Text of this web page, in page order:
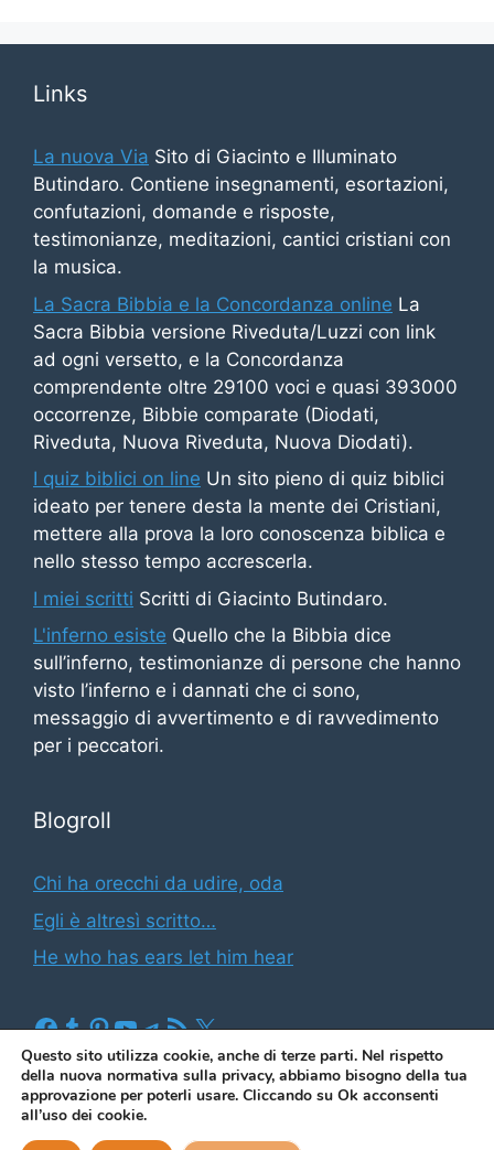
Links
La nuova Via Sito di Giacinto e Illuminato
Butindaro. Contiene insegnamenti, esortazioni,
confutazioni, domande e risposte,
testimonianze, meditazioni, cantici cristiani con
la musica.
La Sacra Bibbia e la Concordanza online La
Sacra Bibbia versione Riveduta/Luzzi con link
ad ogni versetto, e la Concordanza
comprendente oltre 29100 voci e quasi 393000
occorrenze, Bibbie comparate (Diodati,
Riveduta, Nuova Riveduta, Nuova Diodati).
I quiz biblici on line Un sito pieno di quiz biblici
ideato per tenere desta la mente dei Cristiani,
mettere alla prova la loro conoscenza biblica e
nello stesso tempo accrescerla.
I miei scritti Scritti di Giacinto Butindaro.
L'inferno esiste Quello che la Bibbia dice
sull’inferno, testimonianze di persone che hanno
visto l’inferno e i dannati che ci sono,
messaggio di avvertimento e di ravvedimento
per i peccatori.
Blogroll
Chi ha orecchi da udire, oda
Egli è altresì scritto…
He who has ears let him hear
Facebook
Tumblr
Pinterest
YouTube
Telegram
Feed RSS
X
(2026) Il blog di Illuminato Butindaro
Questo sito utilizza cookie, anche di terze parti. Nel rispetto
della nuova normativa sulla privacy, abbiamo bisogno della tua
approvazione per poterli usare. Cliccando su Ok acconsenti
all’uso dei cookie.